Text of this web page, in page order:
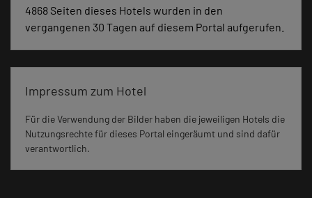
4868 Seiten dieses Hotels wurden in den
vergangenen 30 Tagen auf diesem Portal aufgerufen.
Impressum zum Hotel
Für die Verwendung der Bilder haben die jeweiligen Hotels die
Nutzungsrechte für dieses Portal eingeräumt und sind dafür
verantwortlich.